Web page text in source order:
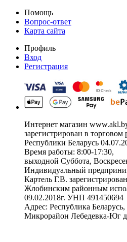
Помощь
Вопрос-ответ
Карта сайта
Профиль
Вход
Регистрация
Интернет магазин
зарегистрирован в торговом
Республики Беларусь
Время работы: 8:00-17:30,
выходной Суббота,
Индивидуальный
Картель Г.В. зарегистрирован
Жлобинским районным
09.02.2018г. УНП 491450694
Адрес: Республика
Микрорайон Лебедевка-Юг